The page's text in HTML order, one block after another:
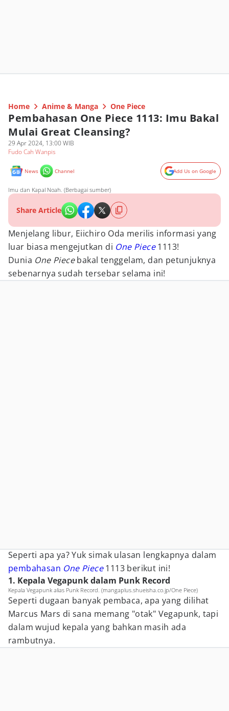
Home Anime & Manga One Piece
Pembahasan One Piece 1113: Imu Bakal
Mulai Great Cleansing?
29 Apr 2024, 13:00 WIB
Fudo Cah Wanpis
News Channel Add Us on Google
Imu dan Kapal Noah. (Berbagai sumber)
Share Article
Menjelang libur, Eiichiro Oda merilis informasi yang
luar biasa mengejutkan di One Piece 1113!
Dunia One Piecebakal tenggelam, dan petunjuknya
sebenarnya sudah tersebar selama ini!
Seperti apa ya? Yuk simak ulasan lengkapnya dalam
pembahasan One Piece 1113 berikut ini!
1. Kepala Vegapunk dalam Punk Record
Kepala Vegapunk alias Punk Record. (mangaplus.shueisha.co.jp/One Piece)
Seperti dugaan banyak pembaca, apa yang dilihat
Marcus Mars di sana memang "otak" Vegapunk, tapi
dalam wujud kepala yang bahkan masih ada
rambutnya.